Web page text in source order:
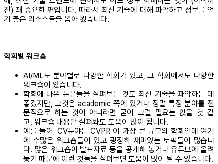
진) 꽤 중요한 편입니다. 따라서 최신 기술에 대해 파악하고 정보를 얻
기 좋은 리소스들을 뽑아 봤습니다.
학회별 워크숍
AI/ML도 분야별로 다양한 학회가 있고, 그 학회에서도 다양한
워크숍이 있습니다.
학회에 나온 논문들을 살펴보는 것도 최신 기술을 파악하는 데
좋겠지만, 그것은 academic 쪽에 있거나 정말 특정 분야를 전
문적으로 하는 것이 아니라면 굳이 그럴 필요는 없을 것 같
고, 워크숍 내용만 살펴봐도 도움이 많이 됩니다.
예를 들어, CV분야는 CVPR 이 가장 큰 규모의 학회인데 여기
에 수많은 워크숍들이 있고 굉장히 재미있는 토픽들이 많습니
다. 많은 워크숍이 발표자료 등을 공개해 놓거나 유튜브에 올려
놓기 때문에 이런 것들을 살펴보면 도움이 많이 될 수 있습니다.